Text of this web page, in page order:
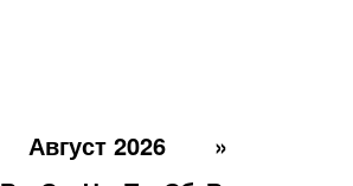
Август 2026
»